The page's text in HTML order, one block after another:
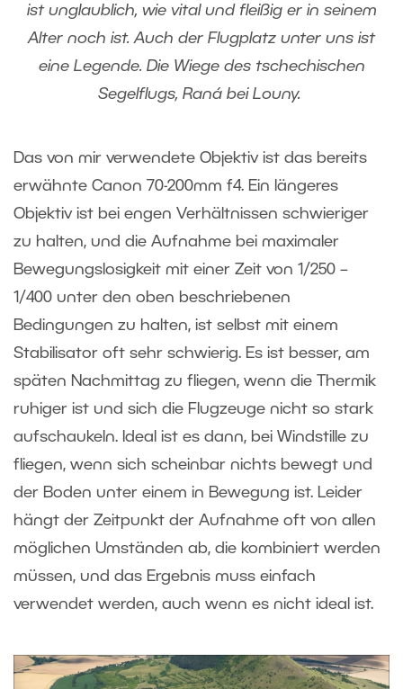
ist unglaublich, wie vital und fleißig er in seinem
Alter noch ist. Auch der Flugplatz unter uns ist
eine Legende. Die Wiege des tschechischen
Segelflugs, Raná bei Louny.
Das von mir verwendete Objektiv ist das bereits
erwähnte Canon 70-200mm f4. Ein längeres
Objektiv ist bei engen Verhältnissen schwieriger
zu halten, und die Aufnahme bei maximaler
Bewegungslosigkeit mit einer Zeit von 1/250 –
1/400 unter den oben beschriebenen
Bedingungen zu halten, ist selbst mit einem
Stabilisator oft sehr schwierig. Es ist besser, am
späten Nachmittag zu fliegen, wenn die Thermik
ruhiger ist und sich die Flugzeuge nicht so stark
aufschaukeln. Ideal ist es dann, bei Windstille zu
fliegen, wenn sich scheinbar nichts bewegt und
der Boden unter einem in Bewegung ist. Leider
hängt der Zeitpunkt der Aufnahme oft von allen
möglichen Umständen ab, die kombiniert werden
müssen, und das Ergebnis muss einfach
verwendet werden, auch wenn es nicht ideal ist.